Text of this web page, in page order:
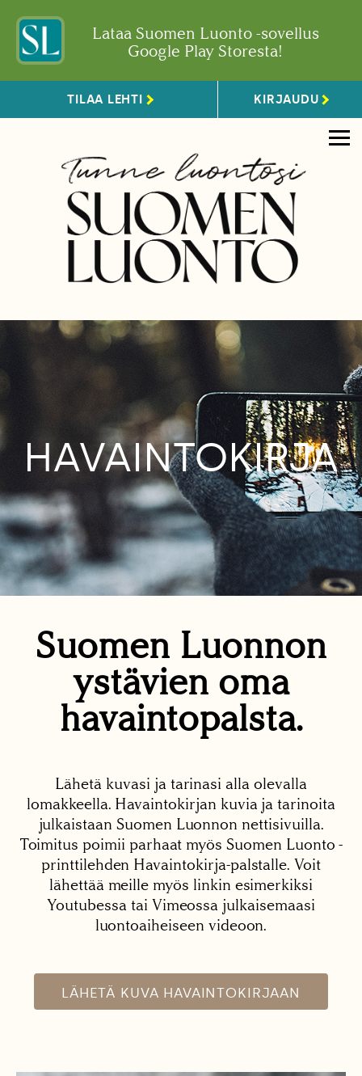
Lataa Suomen Luonto -sovellus
Google Play Storesta!
TILAA LEHTI KIRJAUDU
HAVAINTOKIRJA
Suomen Luonnon
ystävien oma
havaintopalsta.
Lähetä kuvasi ja tarinasi alla olevalla
lomakkeella. Havaintokirjan kuvia ja tarinoita
julkaistaan Suomen Luonnon nettisivuilla.
Toimitus poimii parhaat myös Suomen Luonto -
printtilehden Havaintokirja-palstalle. Voit
lähettää meille myös linkin esimerkiksi
Youtubessa tai Vimeossa julkaisemaasi
luontoaiheiseen videoon.
LÄHETÄ KUVA HAVAINTOKIRJAAN